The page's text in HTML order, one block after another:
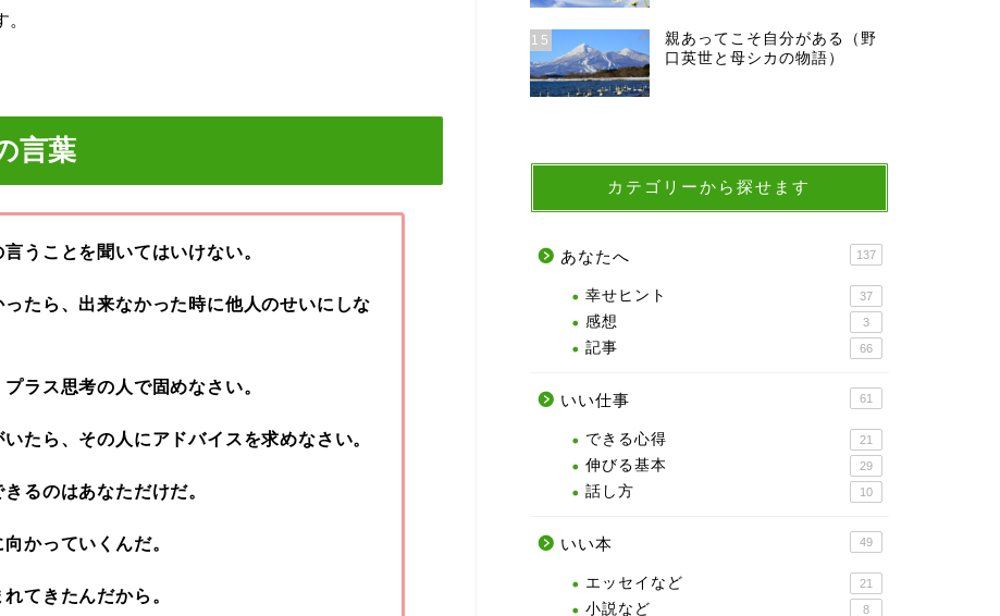
言葉
うことを聞いてはいけない。
たら、出来なかった時に他人のせいにしな
ラス思考の人で固めなさい。
いたら、その人にアドバイスを求めなさい。
るのはあなただけだ。
かっていくんだ。
てきたんだから。
15
親あってこそ自分がある（野
口英世と母シカの物語）
カテゴリーから探せます
あなたへ 137
幸せヒント 37
感想 3
記事 66
いい仕事 61
できる心得 21
伸びる基本 29
話し方 10
いい本 49
エッセイなど 21
小説など 8